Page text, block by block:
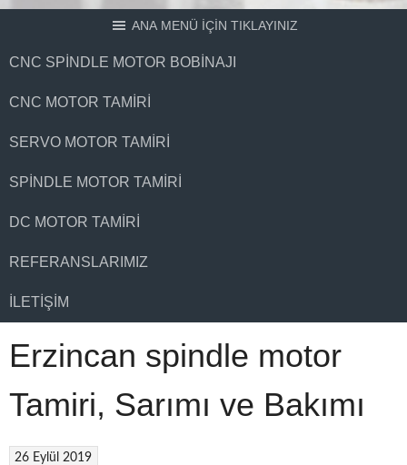
ANA MENÜ İÇİN TIKLAYINIZ
CNC SPINDLE MOTOR BOBINAJI
CNC MOTOR TAMIRI
SERVO MOTOR TAMIRI
SPINDLE MOTOR TAMIRI
DC MOTOR TAMIRI
REFERANSLARIMIZ
İLETIŞIM
Erzincan spindle motor
Tamiri, Sarımı ve Bakımı
26 Eylül 2019